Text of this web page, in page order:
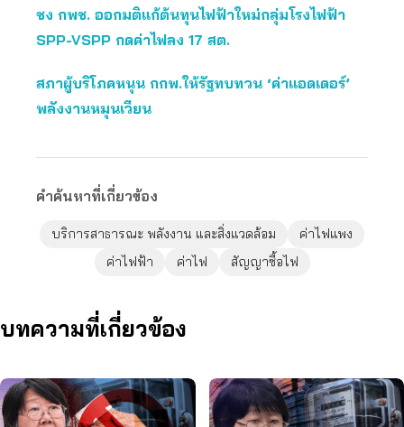
ชง กพช. ออกมติแก้ต้นทุนไฟฟ้าใหม่กลุ่มโรงไฟฟ้า
SPP-VSPP กดค่าไฟลง 17 สต.
สภาผู้บริโภคหนุน กกพ.ให้รัฐทบทวน ‘ค่าแอดเดอร์’
พลังงานหมุนเวียน
คำค้นหาที่เกี่ยวข้อง
บริการสาธารณะ พลังงาน และสิ่งแวดล้อม
ค่าไฟแพง
ค่าไฟฟ้า
ค่าไฟ สัญญาซื้อไฟ
บทความที่เกี่ยวข้อง